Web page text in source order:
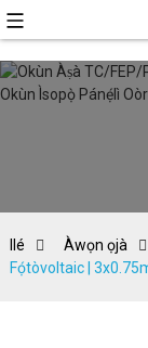
Ilé Àwọn ọjà
Fọ́tòvoltaic |